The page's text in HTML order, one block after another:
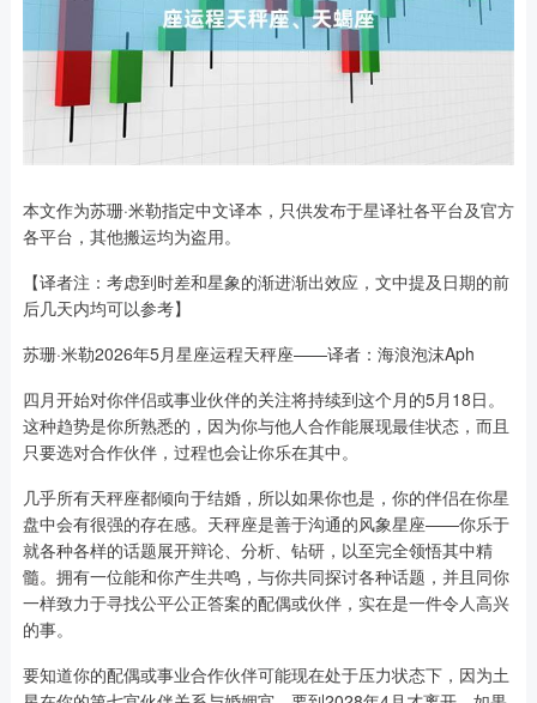
本文作为苏珊·米勒指定中文译本，只供发布于星译社各平台及官方
各平台，其他搬运均为盗用。
【译者注：考虑到时差和星象的渐进渐出效应，文中提及日期的前
后几天内均可以参考】
苏珊·米勒2026年5月星座运程天秤座——译者：海浪泡沫Aph
四月开始对你伴侣或事业伙伴的关注将持续到这个月的5月18日。
这种趋势是你所熟悉的，因为你与他人合作能展现最佳状态，而且
只要选对合作伙伴，过程也会让你乐在其中。
几乎所有天秤座都倾向于结婚，所以如果你也是，你的伴侣在你星
盘中会有很强的存在感。天秤座是善于沟通的风象星座——你乐于
就各种各样的话题展开辩论、分析、钻研，以至完全领悟其中精
髓。拥有一位能和你产生共鸣，与你共同探讨各种话题，并且同你
一样致力于寻找公平公正答案的配偶或伙伴，实在是一件令人高兴
的事。
要知道你的配偶或事业合作伙伴可能现在处于压力状态下，因为土